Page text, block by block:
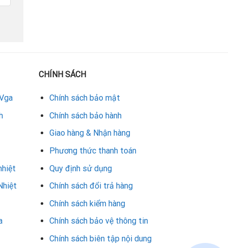
CHÍNH SÁCH
Chính sách bảo mật
Chính sách bảo hành
Giao hàng & Nhận hàng
Phương thức thanh toán
Quy định sử dụng
Chính sách đổi trả hàng
Chính sách kiểm hàng
Chính sách bảo vệ thông tin
Chính sách biên tập nội dung